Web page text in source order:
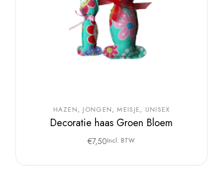
HAZEN JONGEN MEISJE UNISEX
Decoratie haas Groen Bloem
€7,50Incl. BTW